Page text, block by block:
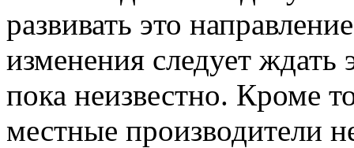
развивать это
изменения следует
пока неизвестно. Кроме
местные производители